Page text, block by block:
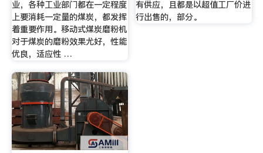
业，各种工业部门都在一定程度
上要消耗一定量的煤炭，都发挥
着重要作用。移动式煤炭磨粉机
对于煤炭的磨粉效果尤好，性能
优良，适应性 …
有供应，且都是以超值工厂价进
行出售的，部分。